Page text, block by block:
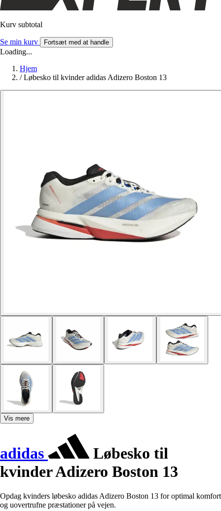
Kurv subtotal
Se min kurv Fortsæt med at handle
Loading...
Hjem
/ Løbesko til kvinder adidas Adizero Boston 13
Vis mere
adidas
Løbesko til
kvinder Adizero Boston 13
Opdag kvinders løbesko adidas Adizero Boston 13 for optimal komfort
og uovertrufne præstationer på vejen.